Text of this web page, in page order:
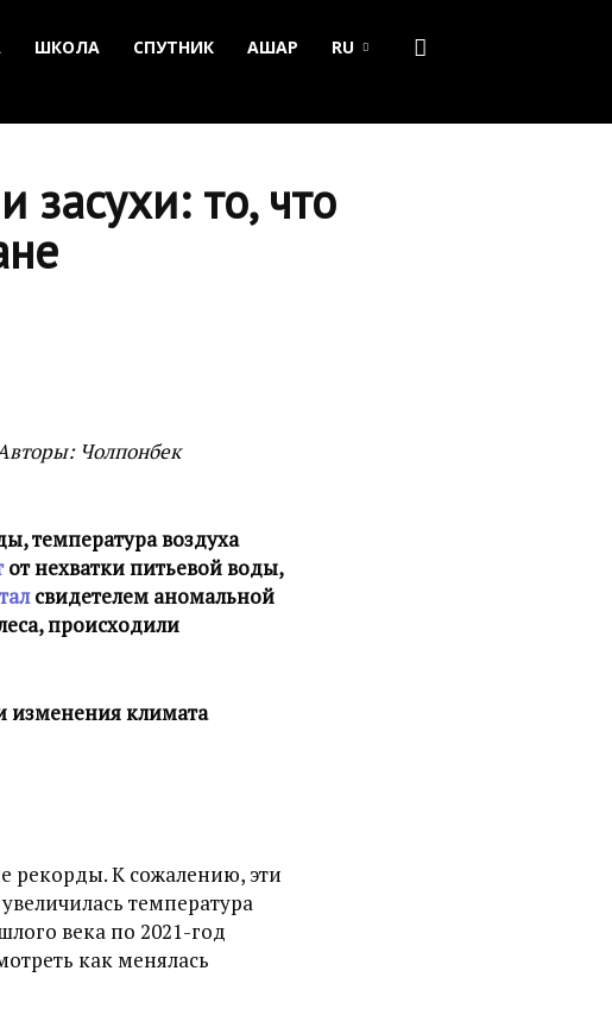
ШКОЛА СПУТНИК АШАР RU
засухи: то, что
Чолпонбек
температура воздуха
от нехватки питьевой воды,
свидетелем аномальной
происходили
изменения климата
рекорды. К сожалению, эти
температура
века по 2021-год
как менялась